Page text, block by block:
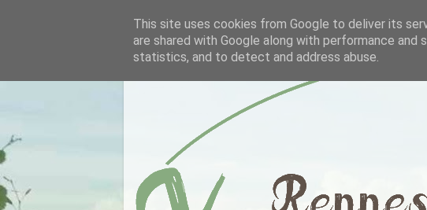
This site uses cookies from Google to deliver its
are shared with Google along with performance
statistics, and to detect and address abuse.